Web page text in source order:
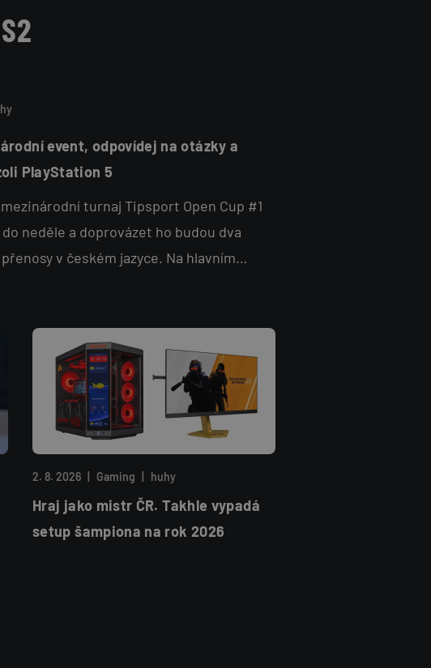
event, odpovídej na otázky a
PlayStation 5
turnaj Tipsport Open Cup #1
neděle a doprovázet ho budou dva
v českém jazyce. Na hlavním
2. 8. 2026 Gaming huhy
Hraj jako mistr ČR. Takhle vypadá
setup šampiona na rok 2026